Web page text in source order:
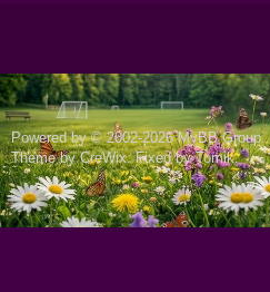
Powered by © 2002-2026MyBB Group.
Theme byCreWix. Fixed byTomik.